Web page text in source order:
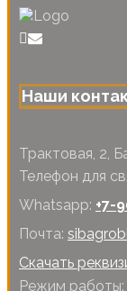
Наши
Трактовая, 2,
Телефон для
Whatsapp: +7-
Почта:
Скачать
Режим работы: